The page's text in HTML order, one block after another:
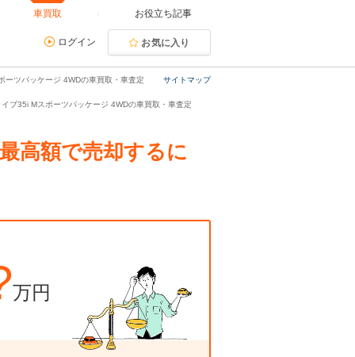
車買取 お役立ち記事
ログイン お気に入り
サイトマップ
ーツパッケージ 4WDの車買取・車査定
ブ35i Mスポーツパッケージ 4WDの車買取・車査定
高額で売却するに
万円